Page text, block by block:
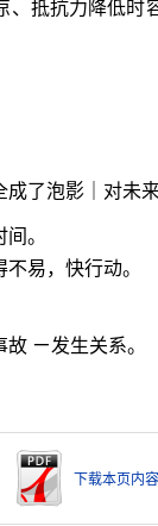
抵抗力降低时
了泡影｜对未来
。
易，快行动。
ㄧ发生关系。
下载本页内容